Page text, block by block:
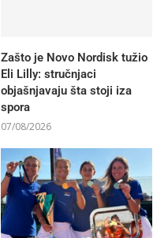
Zašto je Novo Nordisk tužio
Eli Lilly: stručnjaci
objašnjavaju šta stoji iza
spora
07/08/2026